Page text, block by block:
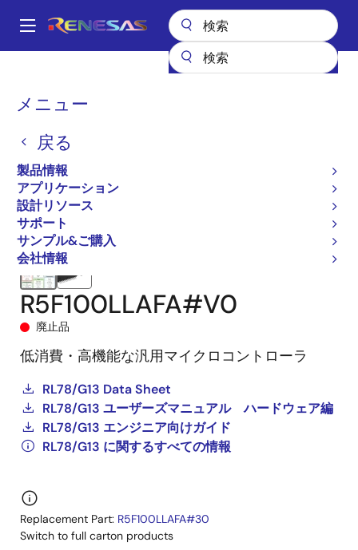
ン
Main
メニュー
戻る
製品情報
アプリケーション
設計リソース
サポート
サンプル&ご購入
会社情報
パ
く
ず
マイクロコントローラとマイクロプロセッサ
R5F100LLAFA#V0
廃止品
低消費・高機能な汎用マイクロコントローラ
RL78/G13 Data Sheet
RL78/G13 ユーザーズマニュアル ハードウェア編
RL78/G13 エンジニア向けガイド
RL78/G13 に関するすべての情報
Replacement Part: R5F100LLAFA#30
Switch to full carton products